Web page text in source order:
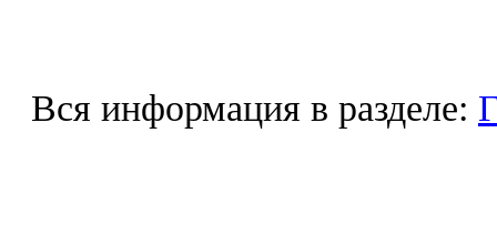
Вся информация в разделе: